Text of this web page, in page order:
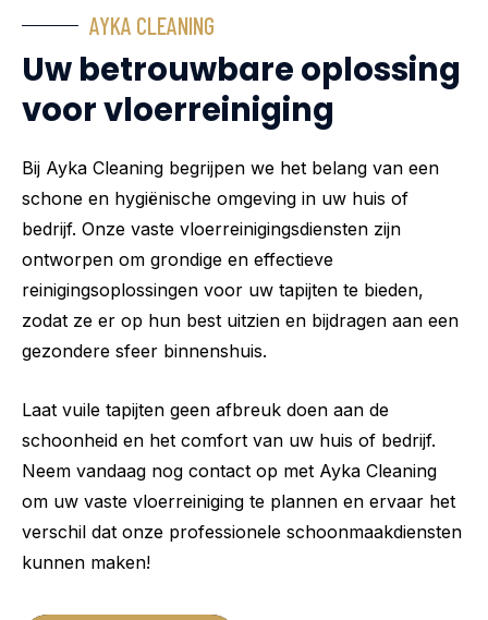
AYKA CLEANING
Uw betrouwbare oplossing
voor vloerreiniging
Bij Ayka Cleaning begrijpen we het belang van een
schone en hygiënische omgeving in uw huis of
bedrijf. Onze vaste vloerreinigingsdiensten zijn
ontworpen om grondige en effectieve
reinigingsoplossingen voor uw tapijten te bieden,
zodat ze er op hun best uitzien en bijdragen aan een
gezondere sfeer binnenshuis.
Laat vuile tapijten geen afbreuk doen aan de
schoonheid en het comfort van uw huis of bedrijf.
Neem vandaag nog contact op met Ayka Cleaning
om uw vaste vloerreiniging te plannen en ervaar het
verschil dat onze professionele schoonmaakdiensten
kunnen maken!